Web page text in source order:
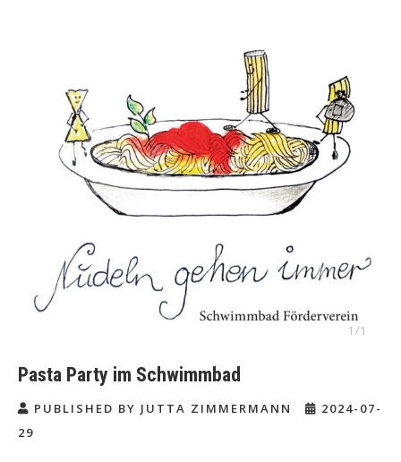
Pasta Party im Schwimmbad
PUBLISHED BY JUTTA ZIMMERMANN
2024-07-
29